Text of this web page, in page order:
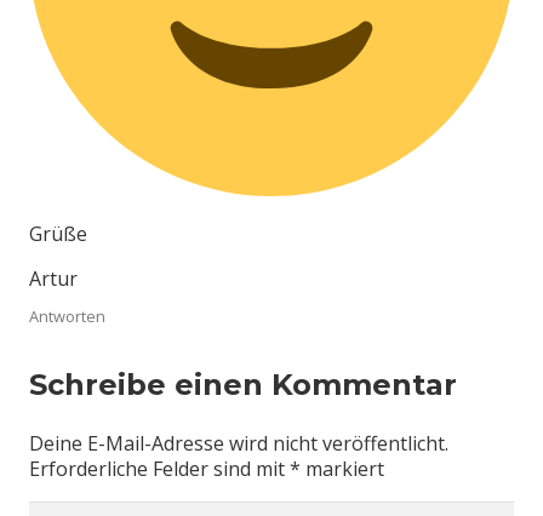
Grüße
Artur
Antworten
Schreibe einen Kommentar
Deine E-Mail-Adresse wird nicht veröffentlicht.
Erforderliche Felder sind mit* markiert